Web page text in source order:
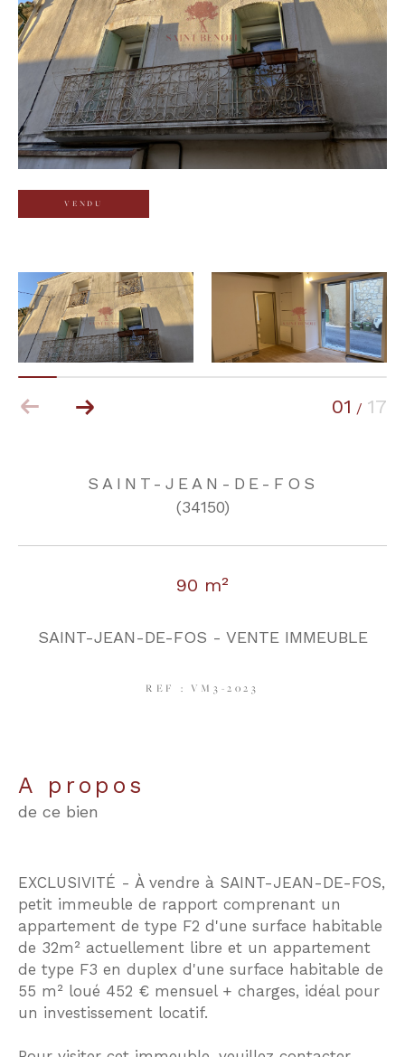
VENDU
01 / 17
SAINT-JEAN-DE-FOS
(34150)
90 m²
SAINT-JEAN-DE-FOS - VENTE IMMEUBLE
REF : VM3-2023
a propos
de ce bien
EXCLUSIVITÉ - À vendre à SAINT-JEAN-DE-FOS,
petit immeuble de rapport comprenant un
appartement de type F2 d'une surface habitable
de 32m² actuellement libre et un appartement
de type F3 en duplex d'une surface habitable de
55 m² loué 452 € mensuel + charges, idéal pour
un investissement locatif.
Budget
Budget
Surface
Surface
Pièces
Référence
AFFINER LES CRITÈRES
TERRASSE PARKING PISCINE
RECHERCHER